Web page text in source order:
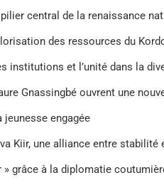
central de la renaissance
des ressources du
institutions et l’unité dans la
Gnassingbé ouvrent une
engagée
Kiir, une alliance entre stabilité
» grâce à la diplomatie